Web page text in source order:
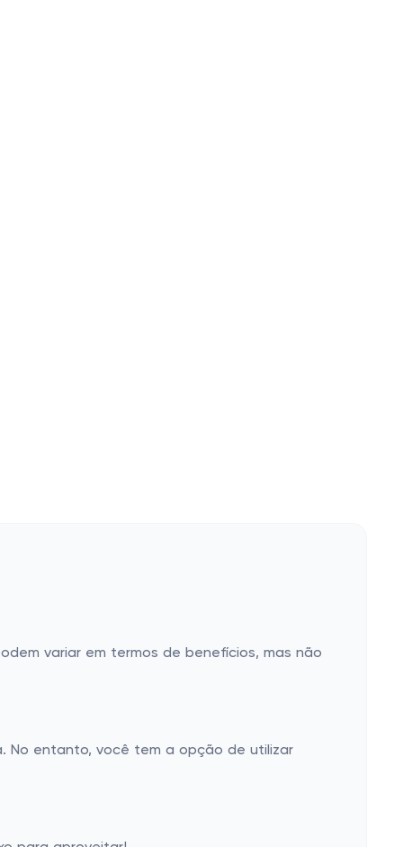
variar em termos de benefícios, mas não
No entanto, você tem a opção de utilizar